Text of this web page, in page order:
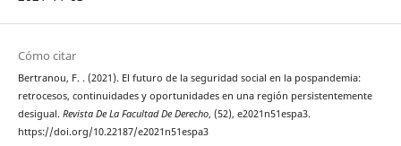
Cómo citar
Bertranou, F. . (2021). El futuro de la seguridad social en la pospandemia:
retrocesos, continuidades y oportunidades en una región persistentemente
desigual. Revista De La Facultad De Derecho, (52), e2021n51espa3.
https://doi.org/10.22187/e2021n51espa3